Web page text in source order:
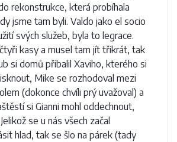
rekonstrukce, která probíhala
jsme tam byli. Valdo jako el socio
svých služeb, byla to legrace.
kasy a musel tam jít třikrát, tak
si domů přibalil Xaviho, kterého si
Mike se rozhodoval mezi
(dokonce chvíli prý uvažoval) a
si Gianni mohl oddechnout,
Jelikož se u nás všech začal
hlad, tak se šlo na párek (tady